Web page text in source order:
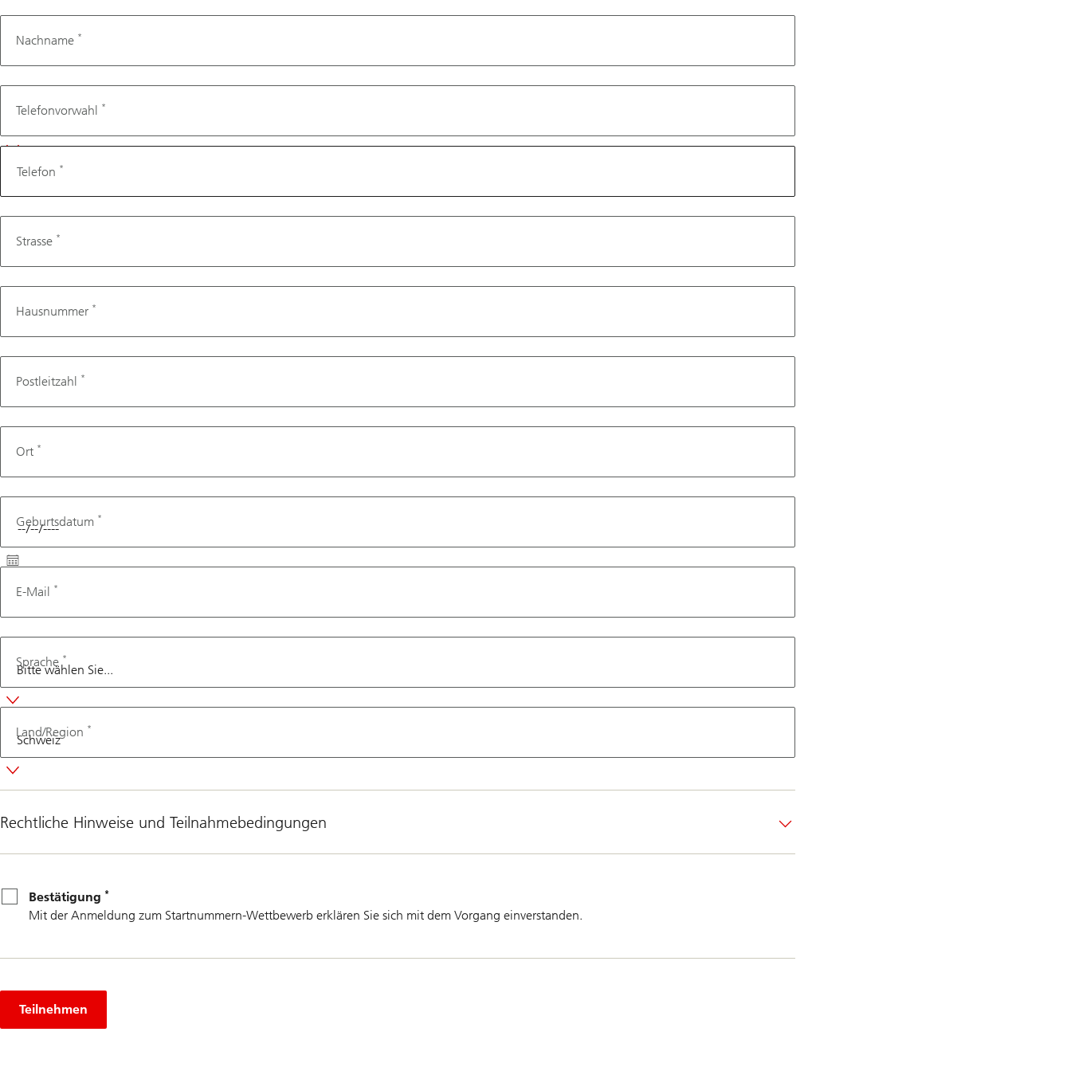
Nachname *
Telefon
Telefonvorwahl *
Telefon *
Strasse *
Hausnummer *
Postleitzahl *
Ort *
Geburtsdatum *
E-Mail *
Sprache *
Land/Region *
Rechtliche Hinweise und Teilnahmebedingungen
Bestätigung
Bestätigung *
Mit der Anmeldung zum Startnummern-Wettbewerb erklären Sie sich mit dem Vorgang einverstanden.
Teilnehmen